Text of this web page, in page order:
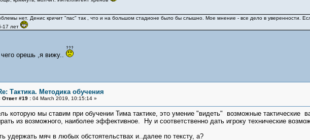
нет. Денис кричит "пас" так , что и на большом стадионе было бы слышно. Мое мнение - все дело в уверенности.
17 лет
чего орешь ,я вижу..
Тактика. Методика обучения
Ответ #19 :04 March 2019, 10:15:14 »
которую мы ставим при обучении Тима тактике, это умение "видеть" возможные тактические
из возможного, наиболее эффективное. Ну и соответственно дать игроку технические
удержать мяч в любых обстоятельствах и..далее по тексту, а?